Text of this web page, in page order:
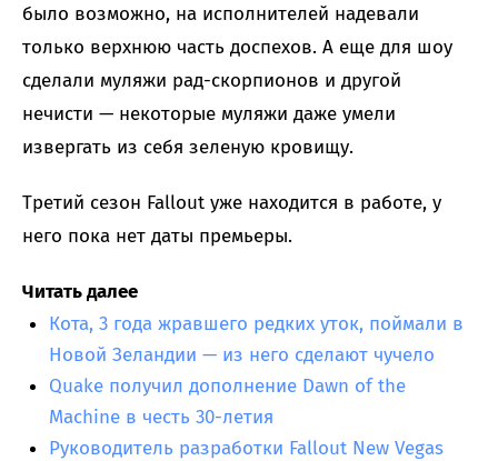
было возможно, на исполнителей надевали
только верхнюю часть доспехов. А еще для шоу
сделали муляжи рад-скорпионов и другой
нечисти — некоторые муляжи даже умели
извергать из себя зеленую кровищу.
Третий сезон Fallout уже находится в работе, у
него пока нет даты премьеры.
Читать далее
Кота, 3 года жравшего редких уток, поймали в
Новой Зеландии — из него сделают чучело
Quake получил дополнение Dawn of the
Machine в честь 30-летия
Руководитель разработки Fallout New Vegas